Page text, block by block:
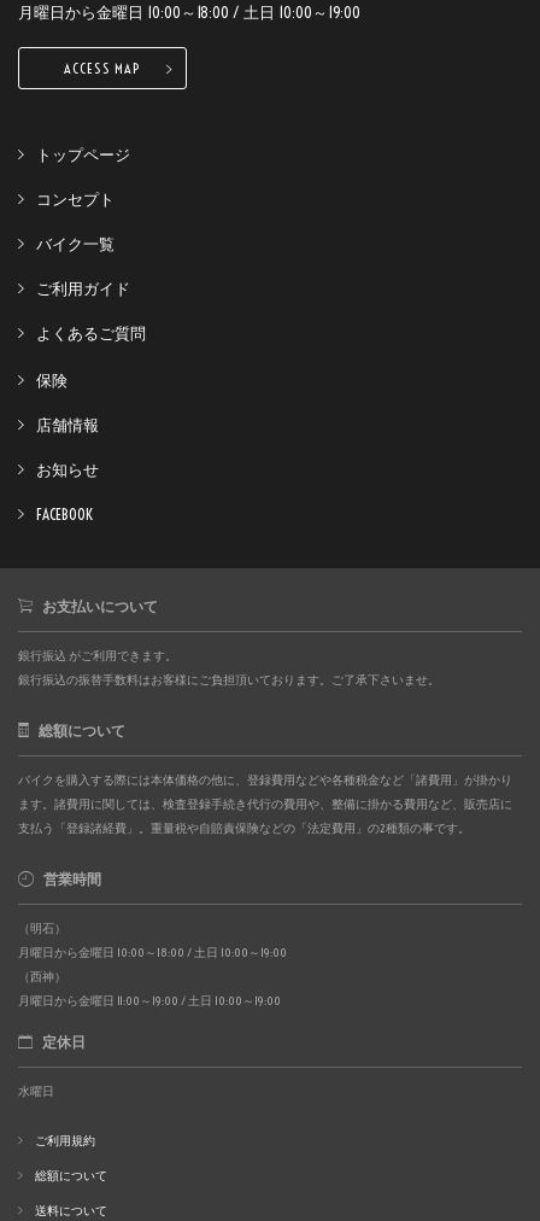
月曜日から金曜日 10:00～18:00 / 土日 10:00～19:00
ACCESS MAP
トップページ
コンセプト
バイク一覧
ご利用ガイド
よくあるご質問
保険
店舗情報
お知らせ
FACEBOOK
お支払いについて
銀行振込 がご利用できます。
銀行振込の振替手数料はお客様にご負担頂いております。ご了承下さいませ。
総額について
バイクを購入する際には本体価格の他に、登録費用などや各種税金など「諸費用」が掛かり
ます。諸費用に関しては、検査登録手続き代行の費用や、整備に掛かる費用など、販売店に
支払う「登録諸経費」。重量税や自賠責保険などの「法定費用」の2種類の事です。
営業時間
（明石）
月曜日から金曜日 10:00～18:00 / 土日 10:00～19:00
（西神）
月曜日から金曜日 11:00～19:00 / 土日 10:00～19:00
定休日
水曜日
ご利用規約
総額について
送料について